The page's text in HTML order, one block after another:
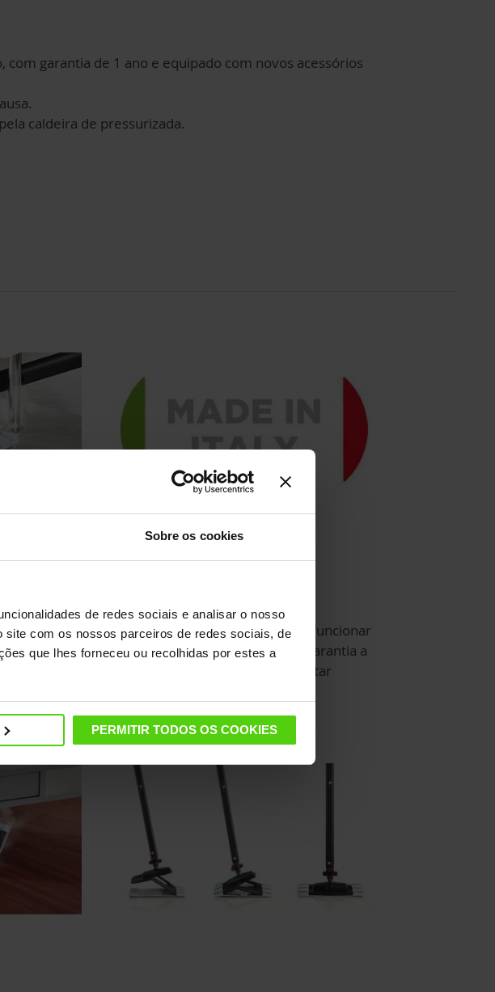
Sobre os cookies
de redes sociais e analisar o nosso
com os nossos parceiros de redes sociais, de
que lhes forneceu ou recolhidas por estes a
PERMITIR TODOS OS COOKIES
garantia de 1 ano e equipado com novos acessórios
caldeira de pressurizada.
remove
Recondicionado e testado para funcionar
como novo, com 12 meses de garantia a
partir da compra. Pode apresentar